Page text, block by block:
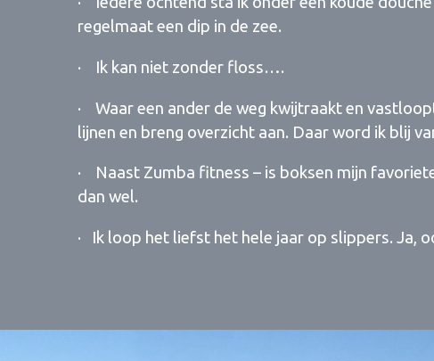
regelmaat een dip in de zee.
· Ik kan niet zonder floss….
· Waar een ander de weg kwijtraakt en
lijnen en breng overzicht aan. Daar word ik blij
· Naast Zumba fitness – is boksen mijn
dan wel.
· Ik loop het liefst het hele jaar op slippers. Ja,